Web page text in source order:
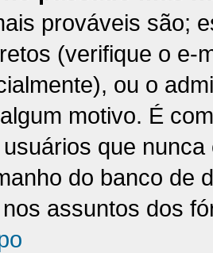
prováveis são;
(verifique o e-
ou o
motivo. É
que
do banco de
assuntos dos